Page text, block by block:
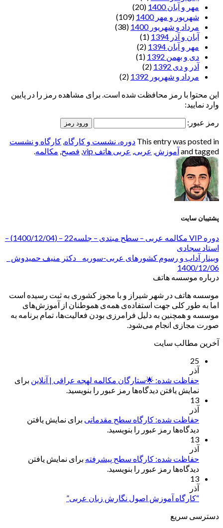
مهر و آبان 1400
(20)
شهریور و مهر 1400
(109)
مرداد و شهریور 1400
(38)
آبان و آذر 1394
(1)
مهر و آبان 1394
(2)
دی و بهمن 1392
(1)
آذر و دی 1392
(2)
مرداد و شهریور 1392
(2)
این محتوا با رمز محافظت شده است. برای مشاهده رمز را در پایین
وارد نمایید:
رمز عبور:
This entry was posted in دوره، نشست و کارگاه, کارگاه و نشست
and tagged آموزش, عربی, عربی هاتف vip , فصیح, مکالمه.
پشتیبان سایت
دوره VIP مکالمه عربی – سطح مبتدی – جلسه22 – (1400/12/04) –
استاد سجادی
وبینار آداب و رسوم کشورهای عربی-سوریه _ دکتر منیف حمیدوش _
1400/12/06
درباره موسسه هاتف
موسسه هاتف در شهر شیراز و با مجوز کشوری به ثبت رسیده است
اما به طور کلی جهت استفاده‌ی همه‌ی هموطنان از آموزش‌های
موسسه و همچنین به دلیل فرامرزی بودن فعالیت‌ها، تمام برنامه به
صورت مجازی انجام می‌شود.
آخرین مطالب سایت
25
آذر
حفاظت شده: 🌟ستارگان مکالمه لهجه عراقی | آنلاین برای
نمایش یافتن دیدگاه‌ها رمز عبور را بنویسید.
13
آذر
حفاظت شده: کارگاه سطح مقدماتی برای نمایش یافتن
دیدگاه‌ها رمز عبور را بنویسید.
13
آذر
حفاظت شده: کارگاه سطح پیشرفته برای نمایش یافتن
دیدگاه‌ها رمز عبور را بنویسید.
13
آذر
“کارگاه آموزش اصول نگارش زبان عربی”
دسترسی سریع